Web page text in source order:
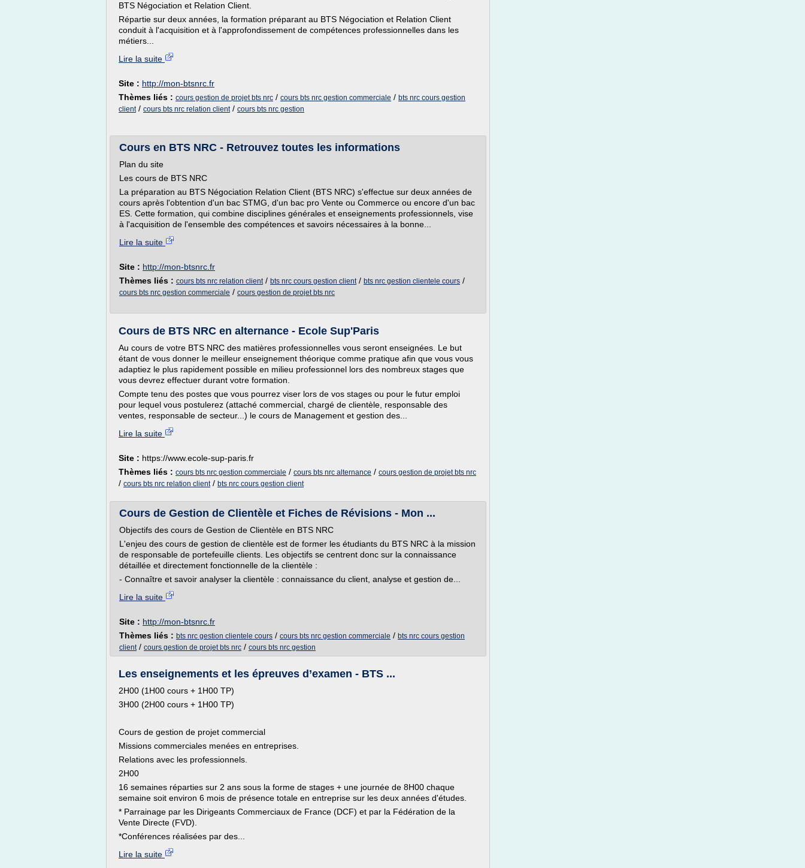
BTS Négociation et Relation Client.
Répartie sur deux années, la formation préparant au BTS Négociation et Relation Client
conduit à l'acquisition et à l'approfondissement de compétences professionnelles dans les
métiers...
Lire la suite
Site : http://mon-btsnrc.fr
Thèmes liés : cours gestion de projet bts nrc / cours bts nrc gestion commerciale / bts nrc cours gestion
client/ cours bts nrc relation client/ cours bts nrc gestion
Cours en BTS NRC - Retrouvez toutes les informations
Plan du site
Les cours de BTS NRC
La préparation au BTS Négociation Relation Client (BTS NRC) s'effectue sur deux années de
cours après l'obtention d'un bac STMG, d'un bac pro Vente ou Commerce ou encore d'un bac
ES. Cette formation, qui combine disciplines générales et enseignements professionnels, vise
à l'acquisition de l'ensemble des compétences et savoirs nécessaires à la bonne...
Lire la suite
Site : http://mon-btsnrc.fr
Thèmes liés : cours bts nrc relation client/ bts nrc cours gestion client/ bts nrc gestion clientele cours /
cours bts nrc gestion commerciale / cours gestion de projet bts nrc
Cours de BTS NRC en alternance - Ecole Sup'Paris
Au cours de votre BTS NRC des matières professionnelles vous seront enseignées. Le but
étant de vous donner le meilleur enseignement théorique comme pratique afin que vous vous
adaptiez le plus rapidement possible en milieu professionnel lors des nombreux stages que
vous devrez effectuer durant votre formation.
Compte tenu des postes que vous pourrez viser lors de vos stages ou pour le futur emploi
pour lequel vous postulerez (attaché commercial, chargé de clientèle, responsable des
ventes, responsable de secteur...) le cours de Management et gestion des...
Lire la suite
Site : https://www.ecole-sup-paris.fr
Thèmes liés : cours bts nrc gestion commerciale / cours bts nrc alternance / cours gestion de projet bts nrc
/ cours bts nrc relation client/ bts nrc cours gestion client
Cours de Gestion de Clientèle et Fiches de Révisions - Mon ...
Objectifs des cours de Gestion de Clientèle en BTS NRC
L'enjeu des cours de gestion de clientèle est de former les étudiants du BTS NRC à la mission
de responsable de portefeuille clients. Les objectifs se centrent donc sur la connaissance
détaillée et directement fonctionnelle de la clientèle :
- Connaître et savoir analyser la clientèle : connaissance du client, analyse et gestion de...
Lire la suite
Site : http://mon-btsnrc.fr
Thèmes liés : bts nrc gestion clientele cours / cours bts nrc gestion commerciale / bts nrc cours gestion
client/ cours gestion de projet bts nrc / cours bts nrc gestion
Les enseignements et les épreuves d’examen - BTS ...
2H00 (1H00 cours + 1H00 TP)
3H00 (2H00 cours + 1H00 TP)
Cours de gestion de projet commercial
Missions commerciales menées en entreprises.
Relations avec les professionnels.
2H00
16 semaines réparties sur 2 ans sous la forme de stages + une journée de 8H00 chaque
semaine soit environ 6 mois de présence totale en entreprise sur les deux années d'études.
* Parrainage par les Dirigeants Commerciaux de France (DCF) et par la Fédération de la
Vente Directe (FVD).
*Conférences réalisées par des...
Lire la suite